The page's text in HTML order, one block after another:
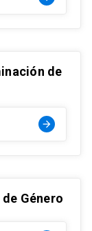
de
arrow_forward
Género